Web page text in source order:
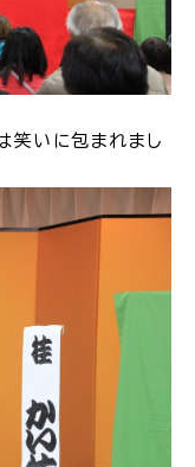
ケガ
笑いに包まれまし